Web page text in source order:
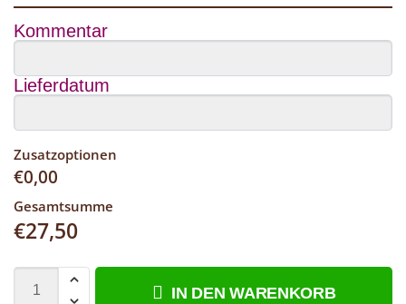
Kommentar
Lieferdatum
Zusatzoptionen
€0,00
Gesamtsumme
€27,50
IN DEN WARENKORB